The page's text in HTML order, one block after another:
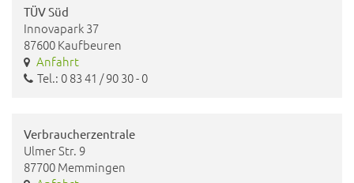
TÜV Süd
Innovapark 37
87600 Kaufbeuren
Anfahrt
Tel.: 0 83 41 / 90 30 - 0
Verbraucherzentrale
Ulmer Str. 9
87700 Memmingen